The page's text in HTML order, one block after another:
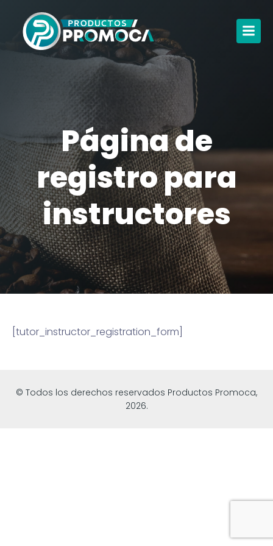
Página de
registro para
instructores
[tutor_instructor_registration_form]
© Todos los derechos reservados Productos Promoca,
2026.